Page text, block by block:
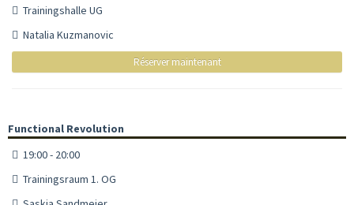
Trainingshalle UG
Natalia Kuzmanovic
Réserver maintenant
Functional Revolution
19:00 - 20:00
Trainingsraum 1. OG